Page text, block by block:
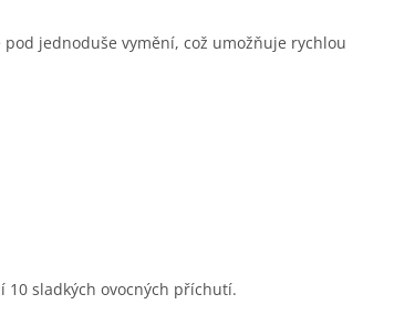
jednoduše vymění, což umožňuje rychlou
sladkých ovocných příchutí.